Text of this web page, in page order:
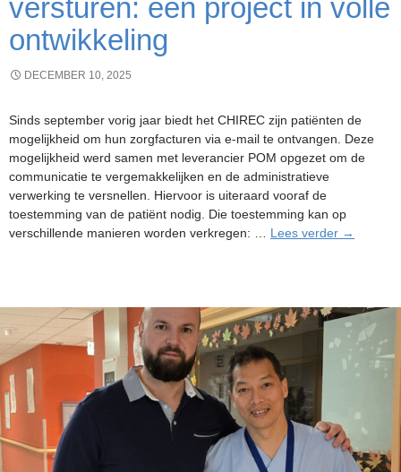
versturen: een project in volle
ontwikkeling
DECEMBER 10, 2025
Sinds september vorig jaar biedt het CHIREC zijn patiënten de
mogelijkheid om hun zorgfacturen via e-mail te ontvangen. Deze
mogelijkheid werd samen met leverancier POM opgezet om de
communicatie te vergemakkelijken en de administratieve
verwerking te versnellen. Hiervoor is uiteraard vooraf de
toestemming van de patiënt nodig. Die toestemming kan op
verschillende manieren worden verkregen: … Lees verder
versturen:
een
project
in
→